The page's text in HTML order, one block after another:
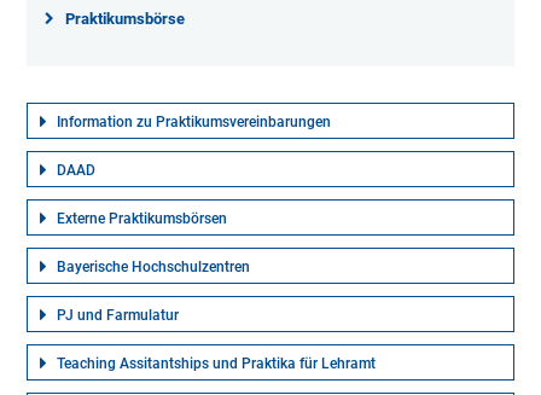
Praktikumsbörse
Information zu Praktikumsvereinbarungen
DAAD
Externe Praktikumsbörsen
Bayerische Hochschulzentren
PJ und Farmulatur
Teaching Assitantships und Praktika für Lehramt